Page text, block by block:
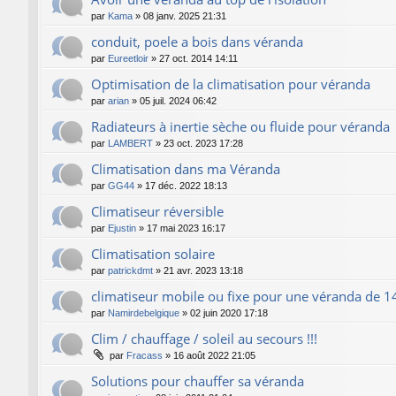
par Kama » 08 janv. 2025 21:31
conduit, poele a bois dans véranda
par Eureetloir » 27 oct. 2014 14:11
Optimisation de la climatisation pour véranda
par arian » 05 juil. 2024 06:42
Radiateurs à inertie sèche ou fluide pour véranda
par LAMBERT » 23 oct. 2023 17:28
Climatisation dans ma Véranda
par GG44 » 17 déc. 2022 18:13
Climatiseur réversible
par Ejustin » 17 mai 2023 16:17
Climatisation solaire
par patrickdmt » 21 avr. 2023 13:18
climatiseur mobile ou fixe pour une véranda de
par Namirdebelgique » 02 juin 2020 17:18
Clim / chauffage / soleil au secours !!!
par Fracass » 16 août 2022 21:05
Solutions pour chauffer sa véranda